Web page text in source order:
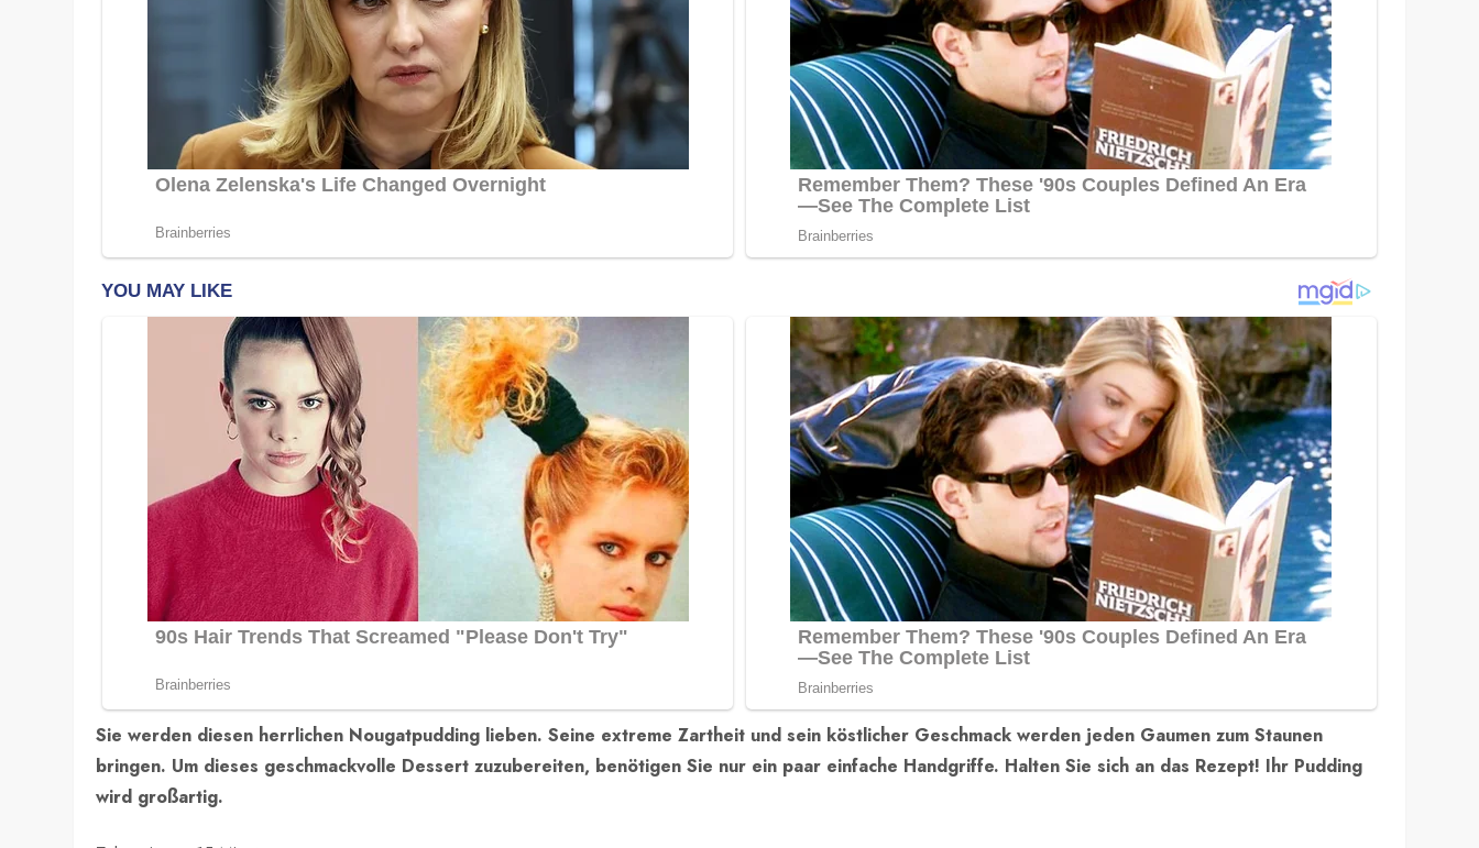
Sie werden diesen herrlichen Nougatpudding lieben. Seine extreme Zartheit und sein köstlicher Geschmack werden jeden Gaumen zum Staunen
bringen. Um dieses geschmackvolle Dessert zuzubereiten, benötigen Sie nur ein paar einfache Handgriffe. Halten Sie sich an das Rezept! Ihr Pudding
wird großartig.